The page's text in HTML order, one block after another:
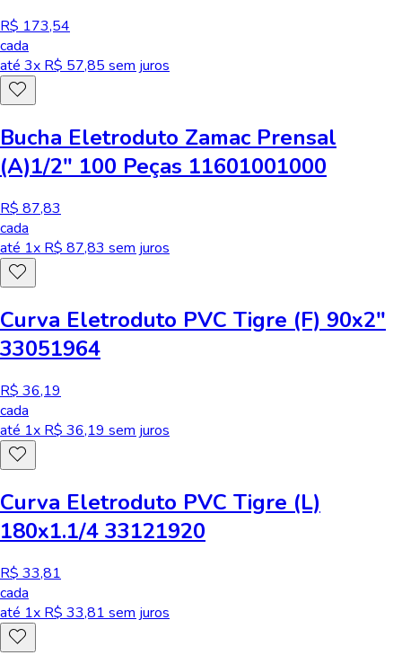
R$ 173,54
cada
até 3x R$ 57,85 sem juros
Bucha Eletroduto Zamac Prensal
(A)1/2" 100 Peças 11601001000
R$ 87,83
cada
até 1x R$ 87,83 sem juros
Curva Eletroduto PVC Tigre (F) 90x2"
33051964
R$ 36,19
cada
até 1x R$ 36,19 sem juros
Curva Eletroduto PVC Tigre (L)
180x1.1/4 33121920
R$ 33,81
cada
até 1x R$ 33,81 sem juros